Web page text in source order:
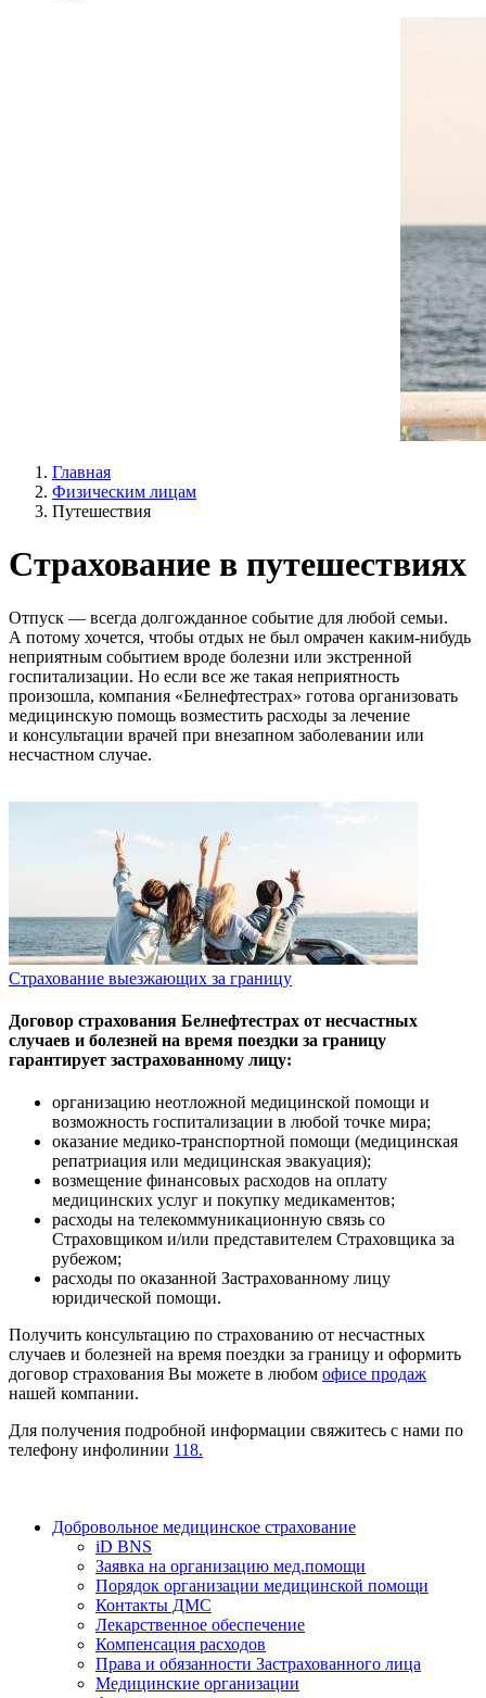
Главная
Физическим лицам
Путешествия
Страхование в путешествиях
Отпуск — всегда долгожданное событие для любой семьи.
А потому хочется, чтобы отдых не был омрачен каким-нибудь
неприятным событием вроде болезни или экстренной
госпитализации. Но если все же такая неприятность
произошла, компания «Белнефтестрах» готова организовать
медицинскую помощь возместить расходы за лечение
и консультации врачей при внезапном заболевании или
несчастном случае.
Страхование выезжающих за границу
Договор страхования Белнефтестрах от несчастных
случаев и болезней на время поездки за границу
гарантирует застрахованному лицу:
организацию неотложной медицинской помощи и
возможность госпитализации в любой точке мира;
оказание медико-транспортной помощи (медицинская
репатриация или медицинская эвакуация);
возмещение финансовых расходов на оплату
медицинских услуг и покупку медикаментов;
расходы на телекоммуникационную связь со
Страховщиком и/или представителем Страховщика за
рубежом;
расходы по оказанной Застрахованному лицу
юридической помощи.
Получить консультацию по страхованию от несчастных
случаев и болезней на время поездки за границу и оформить
договор страхования Вы можете в любом офисе продаж
нашей компании.
Для получения подробной информации свяжитесь с нами по
телефону инфолинии 118.
Добровольное медицинское страхование
iD BNS
Заявка на организацию мед.помощи
Порядок организации медицинской помощи
Контакты ДМС
Лекарственное обеспечение
Компенсация расходов
Права и обязанности Застрахованного лица
Медицинские организации